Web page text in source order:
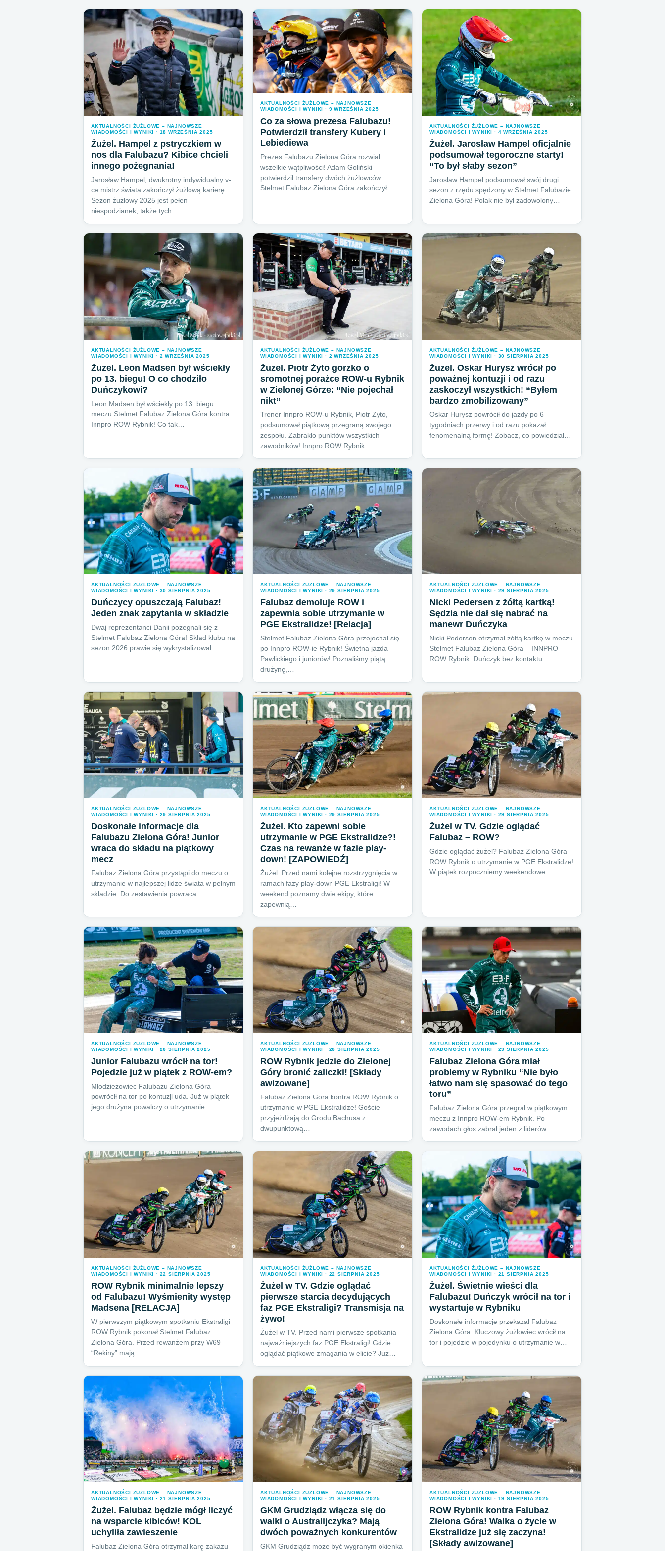
AKTUALNOŚCI ŻUŻLOWE – NAJNOWSZE
WIADOMOŚCI I WYNIKI · 18 WRZEŚNIA 2025
Żużel. Hampel z pstryczkiem w
nos dla Falubazu? Kibice chcieli
innego pożegnania!
Jarosław Hampel, dwukrotny indywidualny v-
ce mistrz świata zakończył żużlową karierę
Sezon żużlowy 2025 jest pełen
niespodzianek, także tych…
AKTUALNOŚCI ŻUŻLOWE – NAJNOWSZE
WIADOMOŚCI I WYNIKI · 9 WRZEŚNIA 2025
Co za słowa prezesa Falubazu!
Potwierdził transfery Kubery i
Lebiediewa
Prezes Falubazu Zielona Góra rozwiał
wszelkie wątpliwości! Adam Goliński
potwierdził transfery dwóch żużlowców
Stelmet Falubaz Zielona Góra zakończył…
AKTUALNOŚCI ŻUŻLOWE – NAJNOWSZE
WIADOMOŚCI I WYNIKI · 4 WRZEŚNIA 2025
Żużel. Jarosław Hampel oficjalnie
podsumował tegoroczne starty!
“To był słaby sezon”
Jarosław Hampel podsumował swój drugi
sezon z rzędu spędzony w Stelmet Falubazie
Zielona Góra! Polak nie był zadowolony…
AKTUALNOŚCI ŻUŻLOWE – NAJNOWSZE
WIADOMOŚCI I WYNIKI · 2 WRZEŚNIA 2025
Żużel. Leon Madsen był wściekły
po 13. biegu! O co chodziło
Duńczykowi?
Leon Madsen był wściekły po 13. biegu
meczu Stelmet Falubaz Zielona Góra kontra
Innpro ROW Rybnik! Co tak…
AKTUALNOŚCI ŻUŻLOWE – NAJNOWSZE
WIADOMOŚCI I WYNIKI · 2 WRZEŚNIA 2025
Żużel. Piotr Żyto gorzko o
sromotnej porażce ROW-u Rybnik
w Zielonej Górze: “Nie pojechał
nikt”
Trener Innpro ROW-u Rybnik, Piotr Żyto,
podsumował piątkową przegraną swojego
zespołu. Zabrakło punktów wszystkich
zawodników! Innpro ROW Rybnik…
AKTUALNOŚCI ŻUŻLOWE – NAJNOWSZE
WIADOMOŚCI I WYNIKI · 30 SIERPNIA 2025
Żużel. Oskar Hurysz wrócił po
poważnej kontuzji i od razu
zaskoczył wszystkich! “Byłem
bardzo zmobilizowany”
Oskar Hurysz powrócił do jazdy po 6
tygodniach przerwy i od razu pokazał
fenomenalną formę! Zobacz, co powiedział…
AKTUALNOŚCI ŻUŻLOWE – NAJNOWSZE
WIADOMOŚCI I WYNIKI · 30 SIERPNIA 2025
Duńczycy opuszczają Falubaz!
Jeden znak zapytania w składzie
Dwaj reprezentanci Danii pożegnali się z
Stelmet Falubaz Zielona Góra! Skład klubu na
sezon 2026 prawie się wykrystalizował…
AKTUALNOŚCI ŻUŻLOWE – NAJNOWSZE
WIADOMOŚCI I WYNIKI · 29 SIERPNIA 2025
Falubaz demoluje ROW i
zapewnia sobie utrzymanie w
PGE Ekstralidze! [Relacja]
Stelmet Falubaz Zielona Góra przejechał się
po Innpro ROW-ie Rybnik! Świetna jazda
Pawlickiego i juniorów! Poznaliśmy piątą
drużynę,…
AKTUALNOŚCI ŻUŻLOWE – NAJNOWSZE
WIADOMOŚCI I WYNIKI · 29 SIERPNIA 2025
Nicki Pedersen z żółtą kartką!
Sędzia nie dał się nabrać na
manewr Duńczyka
Nicki Pedersen otrzymał żółtą kartkę w meczu
Stelmet Falubaz Zielona Góra – INNPRO
ROW Rybnik. Duńczyk bez kontaktu…
AKTUALNOŚCI ŻUŻLOWE – NAJNOWSZE
WIADOMOŚCI I WYNIKI · 29 SIERPNIA 2025
Doskonałe informacje dla
Falubazu Zielona Góra! Junior
wraca do składu na piątkowy
mecz
Falubaz Zielona Góra przystąpi do meczu o
utrzymanie w najlepszej lidze świata w pełnym
składzie. Do zestawienia powraca…
AKTUALNOŚCI ŻUŻLOWE – NAJNOWSZE
WIADOMOŚCI I WYNIKI · 29 SIERPNIA 2025
Żużel. Kto zapewni sobie
utrzymanie w PGE Ekstralidze?!
Czas na rewanże w fazie play-
down! [ZAPOWIEDŹ]
Żużel. Przed nami kolejne rozstrzygnięcia w
ramach fazy play-down PGE Ekstraligi! W
weekend poznamy dwie ekipy, które
zapewnią…
AKTUALNOŚCI ŻUŻLOWE – NAJNOWSZE
WIADOMOŚCI I WYNIKI · 29 SIERPNIA 2025
Żużel w TV. Gdzie oglądać
Falubaz – ROW?
Gdzie oglądać żużel? Falubaz Zielona Góra –
ROW Rybnik o utrzymanie w PGE Ekstralidze!
W piątek rozpoczniemy weekendowe…
AKTUALNOŚCI ŻUŻLOWE – NAJNOWSZE
WIADOMOŚCI I WYNIKI · 26 SIERPNIA 2025
Junior Falubazu wrócił na tor!
Pojedzie już w piątek z ROW-em?
Młodzieżowiec Falubazu Zielona Góra
powrócił na tor po kontuzji uda. Już w piątek
jego drużyna powalczy o utrzymanie…
AKTUALNOŚCI ŻUŻLOWE – NAJNOWSZE
WIADOMOŚCI I WYNIKI · 26 SIERPNIA 2025
ROW Rybnik jedzie do Zielonej
Góry bronić zaliczki! [Składy
awizowane]
Falubaz Zielona Góra kontra ROW Rybnik o
utrzymanie w PGE Ekstralidze! Goście
przyjeżdżają do Grodu Bachusa z
dwupunktową…
AKTUALNOŚCI ŻUŻLOWE – NAJNOWSZE
WIADOMOŚCI I WYNIKI · 23 SIERPNIA 2025
Falubaz Zielona Góra miał
problemy w Rybniku “Nie było
łatwo nam się spasować do tego
toru”
Falubaz Zielona Góra przegrał w piątkowym
meczu z Innpro ROW-em Rybnik. Po
zawodach głos zabrał jeden z liderów…
AKTUALNOŚCI ŻUŻLOWE – NAJNOWSZE
WIADOMOŚCI I WYNIKI · 22 SIERPNIA 2025
ROW Rybnik minimalnie lepszy
od Falubazu! Wyśmienity występ
Madsena [RELACJA]
W pierwszym piątkowym spotkaniu Ekstraligi
ROW Rybnik pokonał Stelmet Falubaz
Zielona Góra. Przed rewanżem przy W69
“Rekiny” mają…
AKTUALNOŚCI ŻUŻLOWE – NAJNOWSZE
WIADOMOŚCI I WYNIKI · 22 SIERPNIA 2025
Żużel w TV. Gdzie oglądać
pierwsze starcia decydujących
faz PGE Ekstraligi? Transmisja na
żywo!
Żużel w TV. Przed nami pierwsze spotkania
najważniejszych faz PGE Ekstraligi! Gdzie
oglądać piątkowe zmagania w elicie? Już…
AKTUALNOŚCI ŻUŻLOWE – NAJNOWSZE
WIADOMOŚCI I WYNIKI · 21 SIERPNIA 2025
Żużel. Świetnie wieści dla
Falubazu! Duńczyk wrócił na tor i
wystartuje w Rybniku
Doskonałe informacje przekazał Falubaz
Zielona Góra. Kluczowy żużlowiec wrócił na
tor i pojedzie w pojedynku o utrzymanie w…
AKTUALNOŚCI ŻUŻLOWE – NAJNOWSZE
WIADOMOŚCI I WYNIKI · 21 SIERPNIA 2025
Żużel. Falubaz będzie mógł liczyć
na wsparcie kibiców! KOL
uchyliła zawieszenie
Falubaz Zielona Góra otrzymał karę zakazu
AKTUALNOŚCI ŻUŻLOWE – NAJNOWSZE
WIADOMOŚCI I WYNIKI · 21 SIERPNIA 2025
GKM Grudziądz włącza się do
walki o Australijczyka? Mają
dwóch poważnych konkurentów
GKM Grudziądz może być wygranym okienka
AKTUALNOŚCI ŻUŻLOWE – NAJNOWSZE
WIADOMOŚCI I WYNIKI · 19 SIERPNIA 2025
ROW Rybnik kontra Falubaz
Zielona Góra! Walka o życie w
Ekstralidze już się zaczyna!
[Składy awizowane]